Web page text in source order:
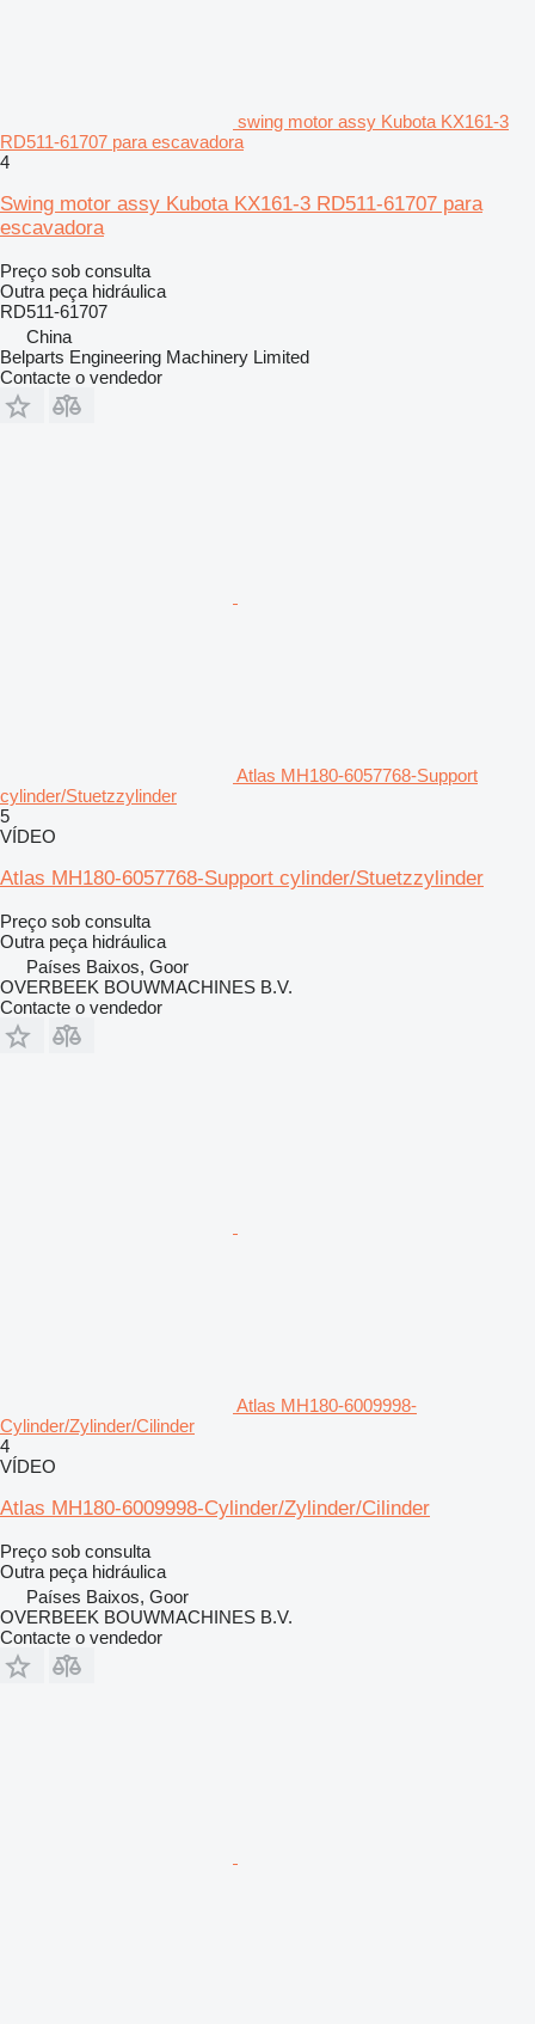
swing motor assy Kubota KX161-3
RD511-61707 para escavadora
4
Swing motor assy Kubota KX161-3 RD511-61707 para
escavadora
Preço sob consulta
Outra peça hidráulica
RD511-61707
China
Belparts Engineering Machinery Limited
Contacte o vendedor
Atlas MH180-6057768-Support
cylinder/Stuetzzylinder
5
VÍDEO
Atlas MH180-6057768-Support cylinder/Stuetzzylinder
Preço sob consulta
Outra peça hidráulica
Países Baixos, Goor
OVERBEEK BOUWMACHINES B.V.
Contacte o vendedor
Atlas MH180-6009998-
Cylinder/Zylinder/Cilinder
4
VÍDEO
Atlas MH180-6009998-Cylinder/Zylinder/Cilinder
Preço sob consulta
Outra peça hidráulica
Países Baixos, Goor
OVERBEEK BOUWMACHINES B.V.
Contacte o vendedor